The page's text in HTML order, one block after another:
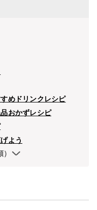
めドリンクレシピ
おかずレシピ
よう